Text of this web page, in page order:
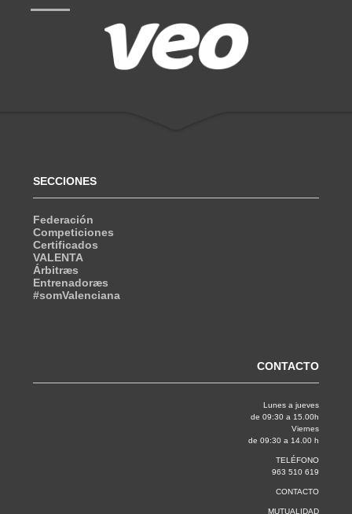
SECCIONES
Federación
Competiciones
Certificados
VALENTA
Árbitræs
Entrenadoræs
#somValenciana
CONTACTO
Lunes a jueves
de 09:30 a 15.00h
Viernes
de 09:30 a 14.00 h
TELÉFONO
963 510 619
CONTACTO
MUTUALIDAD